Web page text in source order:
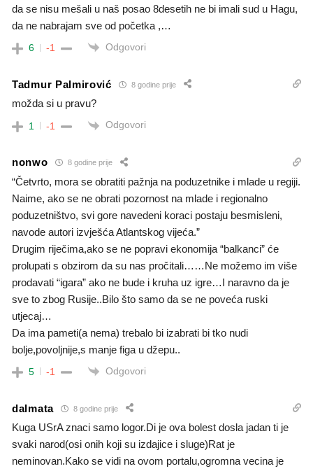
da se nisu mešali u naš posao 8desetih ne bi imali sud u Hagu,
da ne nabrajam sve od početka ,…
6 -1 Odgovori
Tadmur Palmirović 8 godine prije
možda si u pravu?
1 -1 Odgovori
nonwo 8 godine prije
“Četvrto, mora se obratiti pažnja na poduzetnike i mlade u regiji.
Naime, ako se ne obrati pozornost na mlade i regionalno
poduzetništvo, svi gore navedeni koraci postaju besmisleni,
navode autori izvješća Atlantskog vijeća.”
Drugim riječima,ako se ne popravi ekonomija “balkanci” će
prolupati s obzirom da su nas pročitali……Ne možemo im više
prodavati “igara” ako ne bude i kruha uz igre…I naravno da je
sve to zbog Rusije..Bilo što samo da se ne poveća ruski
utjecaj…
Da ima pameti(a nema) trebalo bi izabrati bi tko nudi
bolje,povoljnije,s manje figa u džepu..
5 -1 Odgovori
dalmata 8 godine prije
Kuga USrA znaci samo logor.Di je ova bolest dosla jadan ti je
svaki narod(osi onih koji su izdajice i sluge)Rat je
neminovan.Kako se vidi na ovom portalu,ogromna vecina je